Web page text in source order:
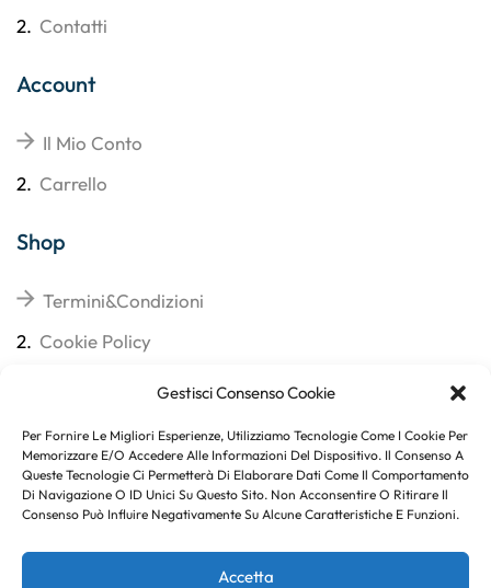
Gestisci Consenso Cookie
Per Fornire Le Migliori Esperienze, Utilizziamo Tecnologie Come I Cookie Per
Memorizzare E/o Accedere Alle Informazioni Del Dispositivo. Il Consenso A
Queste Tecnologie Ci Permetterà Di Elaborare Dati Come Il Comportamento
Di Navigazione O ID Unici Su Questo Sito. Non Acconsentire O Ritirare Il
Consenso Può Influire Negativamente Su Alcune Caratteristiche E Funzioni.
Accetta
2. Contatti
Account
Il Mio Conto
2. Carrello
Shop
Termini&Condizioni
2. Cookie Policy